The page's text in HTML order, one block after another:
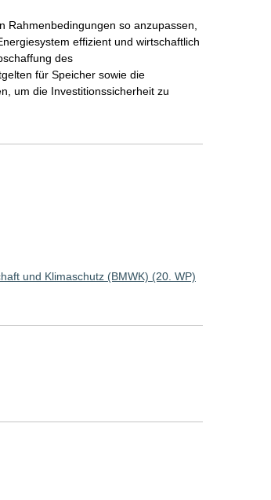
Rahmenbedingungen so anzupassen,
effizient und wirtschaftlich
des
für Speicher sowie die
um die Investitionssicherheit zu
und Klimaschutz (BMWK) (20. WP)